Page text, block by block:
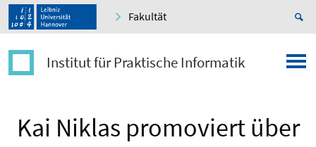
Fakultät
Institut für Praktische Informatik
Kai Niklas promoviert über